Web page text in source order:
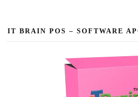
IT BRAIN POS – SOFTWARE